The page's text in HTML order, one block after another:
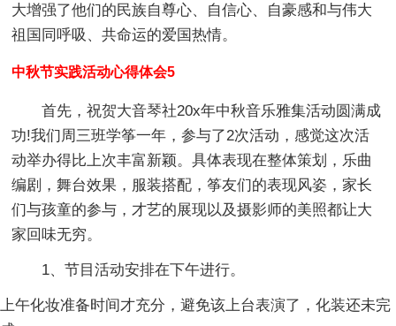
大增强了他们的民族自尊心、自信心、自豪感和与伟大
祖国同呼吸、共命运的爱国热情。
中秋节实践活动心得体会5
首先，祝贺大音琴社20x年中秋音乐雅集活动圆满成
功!我们周三班学筝一年，参与了2次活动，感觉这次活
动举办得比上次丰富新颖。具体表现在整体策划，乐曲
编剧，舞台效果，服装搭配，筝友们的表现风姿，家长
们与孩童的参与，才艺的展现以及摄影师的美照都让大
家回味无穷。
1、节目活动安排在下午进行。
上午化妆准备时间才充分，避免该上台表演了，化装还未完